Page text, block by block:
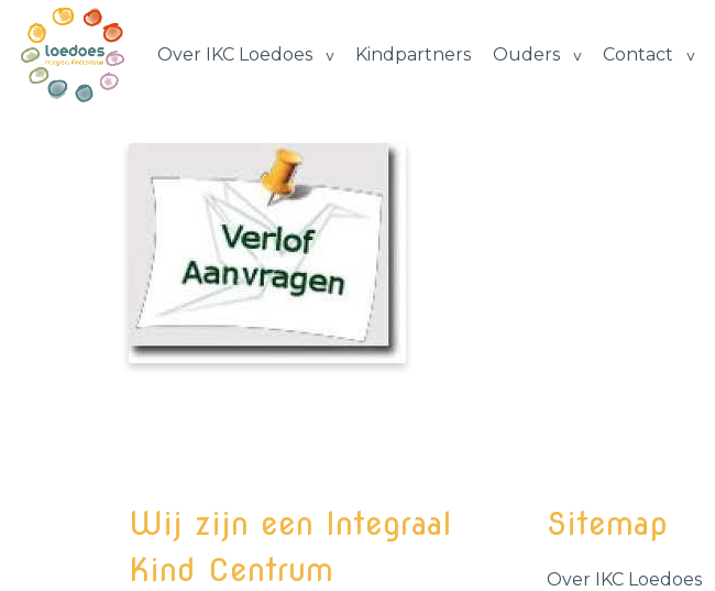
Over IKC Loedoes Kindpartners Ouders Contact
Wij zijn een Integraal
Kind Centrum
Sitemap
Over IKC Loedoes